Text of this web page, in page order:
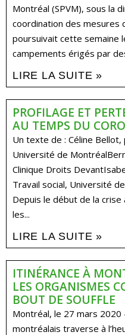
Montréal (SPVM), sous la
coordination des mesures
poursuivait cette semaine
campements érigés par
LIRE LA SUITE »
PROFILAGE ET
AU TEMPS DU
Un texte de : Céline
Université de
Clinique Droits
Travail social, Université
Depuis le début de la
les...
LIRE LA SUITE »
ITINÉRANCE À
LES ORGANISMES
BOUT DE SOUFFLE
Montréal, le 27 mars 2020
montréalais traverse à